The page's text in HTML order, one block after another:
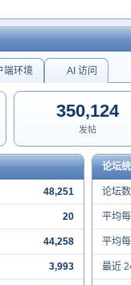
端环境 AI 访问
350,124
发帖
48,251
20
44,258
3,993
论坛
论坛数
平均
平均
最近